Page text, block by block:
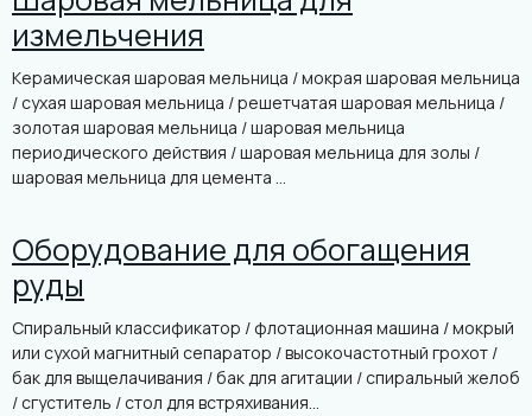
измельчения
Керамическая шаровая мельница / мокрая шаровая мельница
/ сухая шаровая мельница / решетчатая шаровая мельница /
золотая шаровая мельница / шаровая мельница
периодического действия / шаровая мельница для золы /
шаровая мельница для цемента ...
Оборудование для обогащения
руды
Спиральный классификатор / флотационная машина / мокрый
или сухой магнитный сепаратор / высокочастотный грохот /
бак для выщелачивания / бак для агитации / спиральный желоб
/ сгуститель / стол для встряхивания...